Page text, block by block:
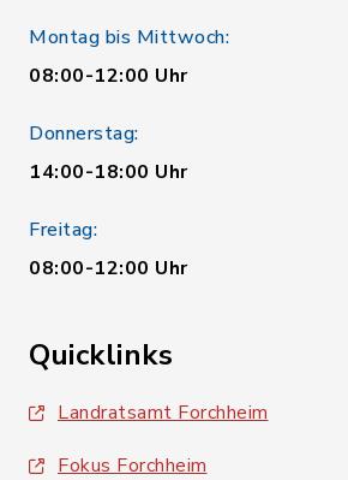
Montag bis Mittwoch:
08:00-12:00 Uhr
Donnerstag:
14:00-18:00 Uhr
Freitag:
08:00-12:00 Uhr
Quicklinks
Landratsamt Forchheim
Fokus Forchheim